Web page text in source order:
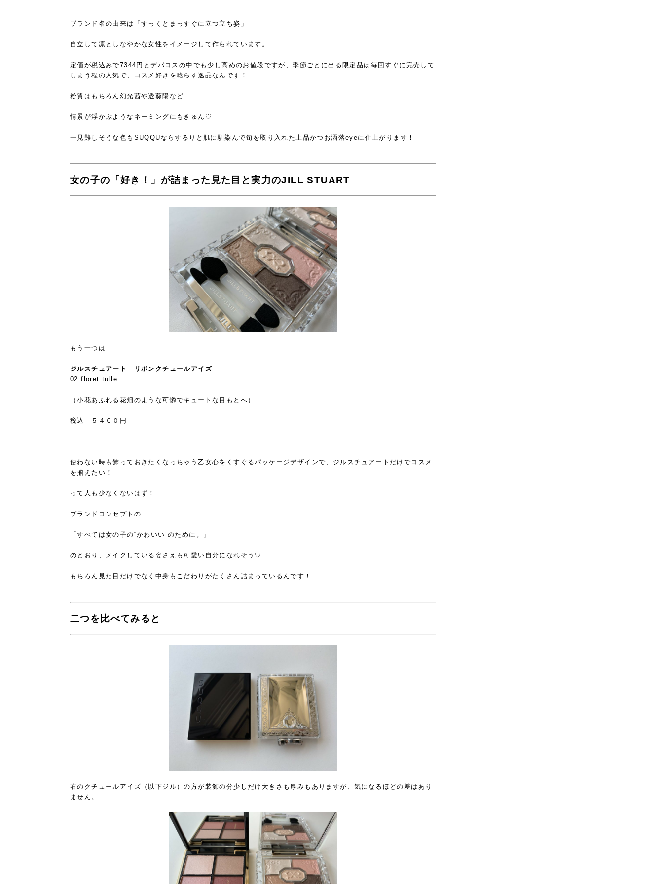
ブランド名の由来は「すっくとまっすぐに立つ立ち姿」
自立して凛としなやかな女性をイメージして作られています。
定価が税込みで7344円とデパコスの中でも 少し高めのお値段ですが、季節ごとに出る限定品は 毎回すぐに完売して
しまう程の人気で、
コスメ好きを唸らす逸品なんです！
粉質はもちろん幻光茜や透葵陽など
情景が浮かぶようなネーミングにもきゅん♡
一見難しそうな色もSUQQUならするりと肌に馴染んで旬を取り入れた上品かつお洒落eyeに仕上がります！
女の子の「好き！」が詰まった見た目と実力のJILL STUART
もう一つは
ジルスチュアート リボンクチュールアイズ
02 floret tulle
（小花あふれる花畑のような可憐でキュートな目もとへ）
税込 ５４００円
使わない時も飾っておきたくなっちゃう乙女心をくすぐるパッケージデザインで、 ジルスチュアートだけでコスメ
を揃えたい！
って人も少なくないはず！
ブランドコンセプトの
「すべては女の子の“かわいい”のために。」
のとおり、 メイクしている姿さえも可愛い自分になれそう♡
もちろん見た目だけでなく中身も こだわりがたくさん詰まっているんです！
二つを比べてみると
右のクチュールアイズ（以下ジル）の方が装飾の分少しだけ大きさも厚みもありますが、気になるほどの差はあり
ません。